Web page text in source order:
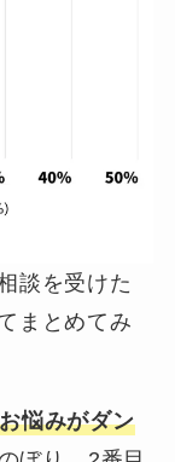
談を受けた
まとめてみ
悩みがダン